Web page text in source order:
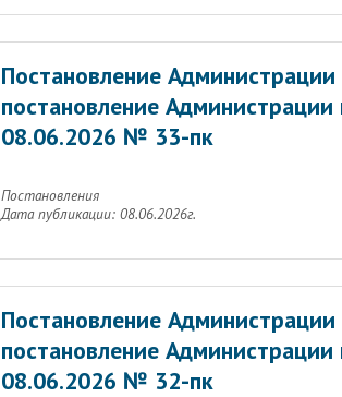
Постановление
постановление
08.06.2026 № 33-пк
Постановления
Дата публикации: 08.06.2026г.
Постановление
постановление
08.06.2026 № 32-пк